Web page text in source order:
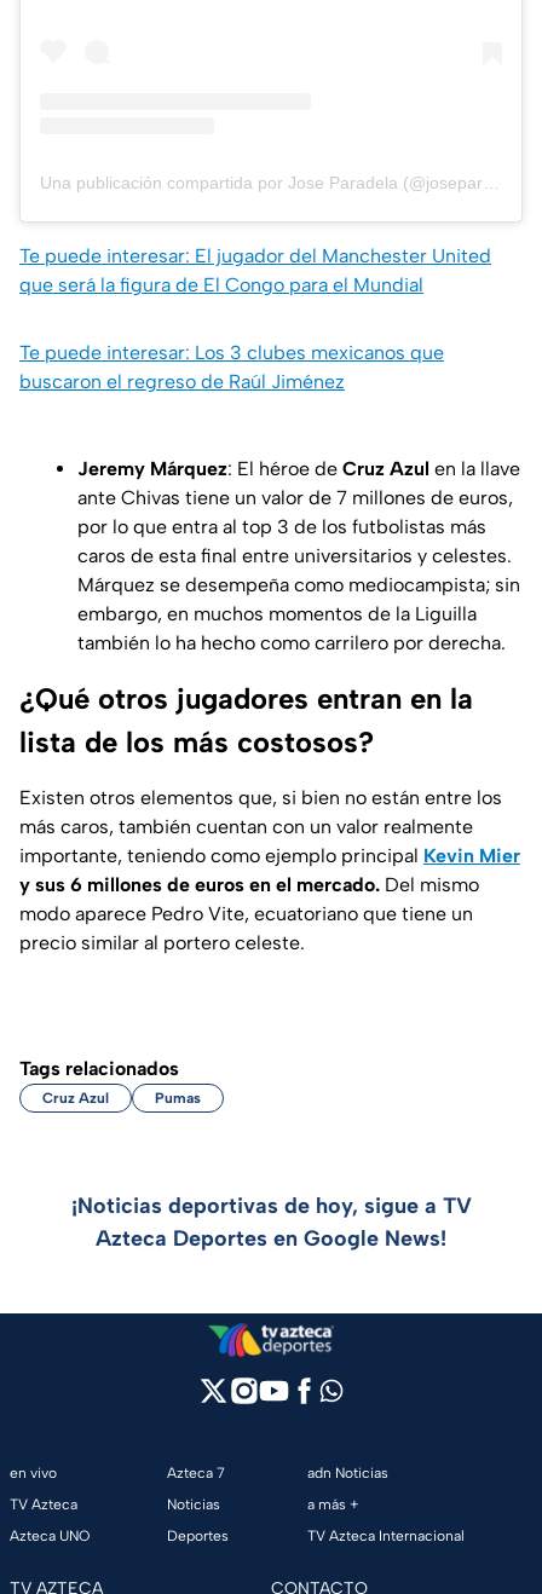
Una publicación compartida por Jose Paradela (@joseparadela1)
Te puede interesar: El jugador del Manchester United
que será la figura de El Congo para el Mundial
Te puede interesar: Los 3 clubes mexicanos que
buscaron el regreso de Raúl Jiménez
Jeremy Márquez: El héroe de Cruz Azul en la llave
ante Chivas tiene un valor de 7 millones de euros,
por lo que entra al top 3 de los futbolistas más
caros de esta final entre universitarios y celestes.
Márquez se desempeña como mediocampista; sin
embargo, en muchos momentos de la Liguilla
también lo ha hecho como carrilero por derecha.
¿Qué otros jugadores entran en la
lista de los más costosos?
Existen otros elementos que, si bien no están entre los
más caros, también cuentan con un valor realmente
importante, teniendo como ejemplo principal Kevin Mier
y sus 6 millones de euros en el mercado. Del mismo
modo aparece Pedro Vite, ecuatoriano que tiene un
precio similar al portero celeste.
Tags relacionados
Cruz Azul Pumas
¡Noticias deportivas de hoy, sigue a TV
Azteca Deportes en Google News!
en vivo
TV Azteca
Azteca UNO
Azteca 7
Noticias
Deportes
adn Noticias
a más +
TV Azteca Internacional
TV AZTECA CONTACTO